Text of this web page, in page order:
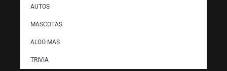
AUTOS
MASCOTAS
ALGO MAS
TRIVIA